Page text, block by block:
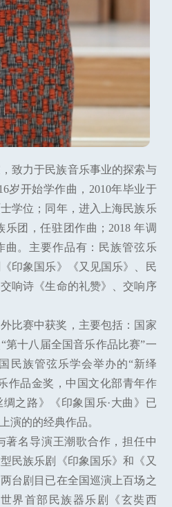
致力于民族音乐事业的探索与
岁开始学作曲，2010年毕业于
学位；同年，进入上海民族乐
乐团，任驻团作曲；2018 年调
曲。主要作品有：民族管弦乐
印象国乐》《又见国乐》、民
响诗《生命的礼赞》、交响序
比赛中获奖，主要包括：国家
第十八届全国音乐作品比赛”一
民族管弦乐学会举办的“新绎
作品金奖，中国文化部青年作
之路》《印象国乐·大曲》已
演的的经典作品。
著名导演王潮歌合作，担任中
民族乐剧《印象国乐》和《又
台剧目已在全国巡演上百场之
界首部民族器乐剧《玄奘西